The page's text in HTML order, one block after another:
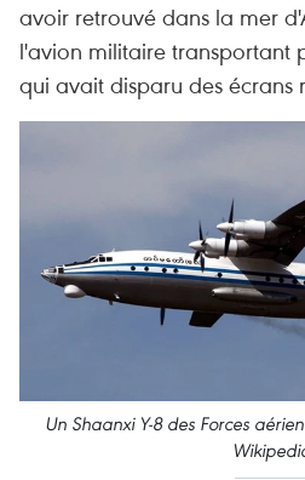
avoir retrouvé dans la mer
l'avion militaire transportant
qui avait disparu des écrans
Un Shaanxi Y-8 des Forces